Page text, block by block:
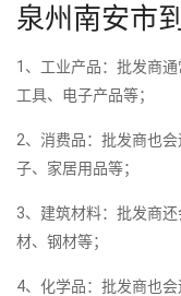
泉州南安市
1、工业产品：批发商
工具、电子产品等；
2、消费品：批发商也
子、家居用品等；
3、建筑材料：批发商
材、钢材等；
4、化学品：批发商也